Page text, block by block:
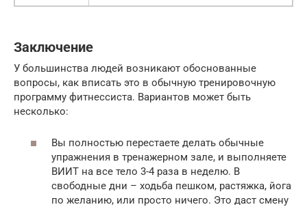
Заключение
У большинства людей возникают обоснованные
вопросы, как вписать это в обычную тренировочную
программу фитнессиста. Вариантов может быть
несколько:
Вы полностью перестаете делать обычные
упражнения в тренажерном зале, и выполняете
ВИИТ на все тело 3-4 раза в неделю. В
свободные дни – ходьба пешком, растяжка, йога
по желанию, или просто ничего. Это даст смену